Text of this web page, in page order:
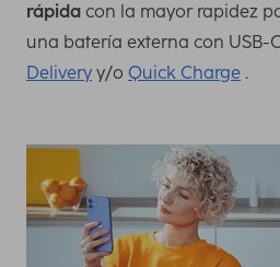
rápida con la mayor rapidez
una batería externa con USB-
Delivery y/o Quick Charge .